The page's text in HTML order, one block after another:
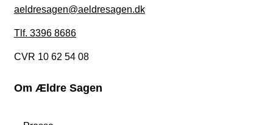
aeldresagen@aeldresagen.dk
Tlf. 3396 8686
CVR 10 62 54 08
Om Ældre Sagen